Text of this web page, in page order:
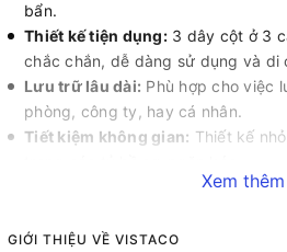
bẩn.
Thiết kế tiện dụng:3 dây cột ở 3
chắc chắn, dễ dàng sử dụng và di
Lưu trữ lâu dài: Phù hợp cho việc
phòng, công ty, hay cá nhân.
Tiết kiệm không gian: Thiết kế
Sử dụng các dây cột ở ba cạnh
Xem thêm
GIỚI THIỆU VỀ VISTACO